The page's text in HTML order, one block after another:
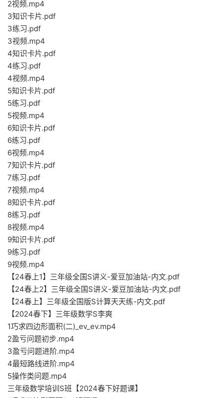
2视频.mp4
3知识卡片.pdf
3练习.pdf
3视频.mp4
4知识卡片.pdf
4练习.pdf
4视频.mp4
5知识卡片.pdf
5练习.pdf
5视频.mp4
6知识卡片.pdf
6练习.pdf
6视频.mp4
7知识卡片.pdf
7练习.pdf
7视频.mp4
8知识卡片.pdf
8练习.pdf
8视频.mp4
9知识卡片.pdf
9练习.pdf
9视频.mp4
【24春上1】三年级全国S讲义-爱豆加油站-内文.pdf
【24春上2】三年级全国S讲义-爱豆加油站-内文.pdf
【24春上】三年级全国版S计算天天练-内文.pdf
【2024春下】三年级数学S李爽
1巧求四边形面积(二)_ev_ev.mp4
2盈亏问题初步.mp4
3盈亏问题进阶.mp4
4最短路线进阶.mp4
5操作类问题.mp4
三年级数学培训S班【2024春下好题课】